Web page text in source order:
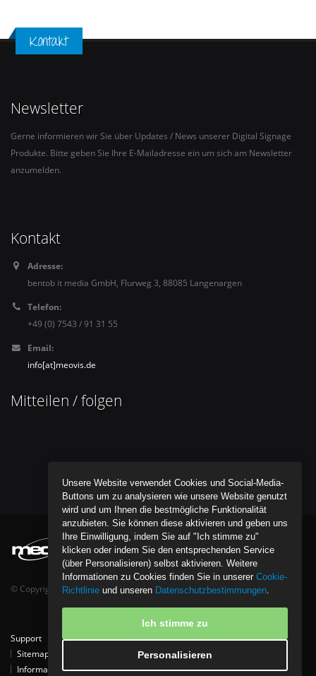
Kontakt
Newsletter
Gerne informieren wir Sie über Updates / News unserer Digital Signage
Produkte. Bitte geben Sie Ihre E-Mailadresse ein um sich am Newsletter
anzumelden.
Kontakt
Adresse:
bentob it media GmbH, Flurweg 3, 88085 Langenargen
Telefon:
+49 (0) 7543 / 91 31 55
Email:
info[at]meovis.de
Mitteilen / folgen
© Copyright bentob it media GmbH - All Rights Reserved.
Support Tipps Kontakt Partner Download
Referenzen
Sitemap
Cookie-Richtlinie
Informationen zur Entsorgung von Elektro- und Elektronikgeräten
Unsere Website verwendet Cookies und Social-Media-
Buttons um zu analysieren wie unsere Website genutzt
wird und um Ihnen die bestmögliche Funktionalität
anzubieten. Sie können diese aktivieren und geben uns
Ihre Einwilligung, indem Sie auf "Ich stimme zu"
klicken oder indem Sie den entsprechenden Service
(über Personalisieren) selbst aktivieren. Weitere
Informationen zu Cookies finden Sie in unserer Cookie-
Richtlinie und unseren Datenschutzbestimmungen.
Ich stimme zu
Personalisieren